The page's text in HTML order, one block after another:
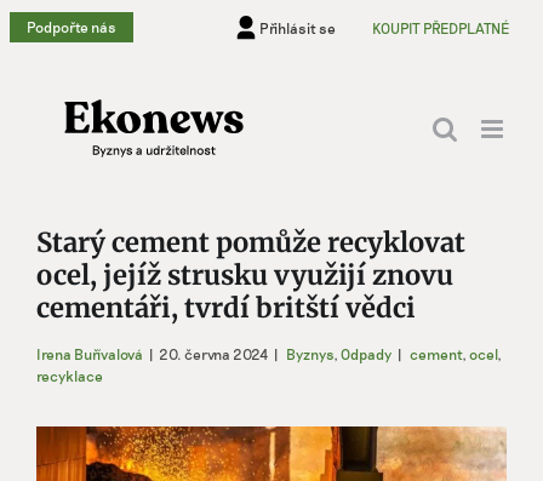
Přeskočit
na
Podpořte nás Přihlásit se KOUPIT PŘEDPLATNÉ
Starý cement pomůže recyklovat
ocel, jejíž strusku využijí znovu
cementáři, tvrdí britští vědci
Irena Buřívalová | 20. června 2024 | Byznys, Odpady | cement, ocel,
recyklace
Zobrazit
větší